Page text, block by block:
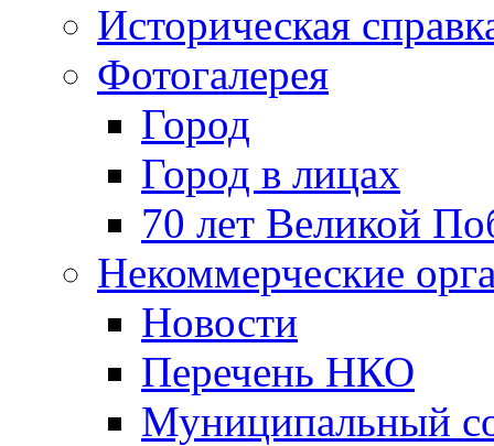
Историческая
Фотогалерея
Город
Город в лицах
70 лет Великой
Некоммерческие
Новости
Перечень НКО
Муниципальный